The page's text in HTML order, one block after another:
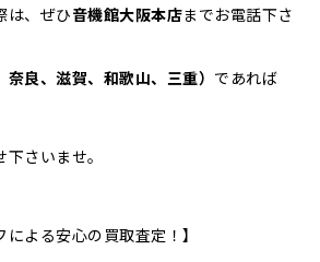
は、ぜひ音機館大阪本店までお電話下さ
良、滋賀、和歌山、三重） であれば
さいませ。
による安心の買取査定！】